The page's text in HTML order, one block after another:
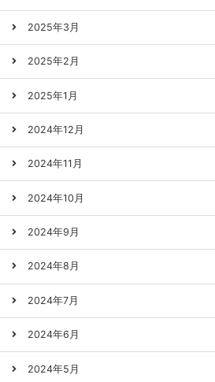
2025年3月
2025年2月
2025年1月
2024年12月
2024年11月
2024年10月
2024年9月
2024年8月
2024年7月
2024年6月
2024年5月